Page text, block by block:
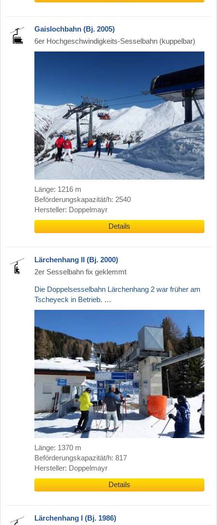
Gaislochbahn (Bj. 2005)
6er Hochgeschwindigkeits-Sesselbahn (kuppelbar)
Länge: 1216 m
Beförderungskapazität/h: 2540
Hersteller: Doppelmayr
Details
Lärchenhang II (Bj. 2000)
2er Sesselbahn fix geklemmt
Die Doppelsesselbahn Lärchenhang 2 war früher am
Tscheyeck in Betrieb. …
Länge: 1370 m
Beförderungskapazität/h: 817
Hersteller: Doppelmayr
Details
Lärchenhang I (Bj. 1986)